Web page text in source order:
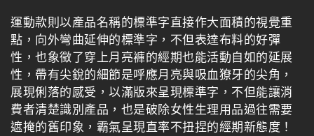
運動款則以產品名稱的標準字直接作大面積的視覺重
點，向外彎曲延伸的標準字，不但表達布料的好彈
性，也象徵了穿上月亮褲的經期也能活動自如的延展
性，帶有尖銳的細節是呼應月亮與吸血獠牙的尖角，
展現俐落的感受，以滿版來呈現標準字，不但能讓消
費者清楚識別產品，也是破除女性生理用品過往需要
遮掩的舊印象，霸氣呈現直率不扭捏的經期新態度！